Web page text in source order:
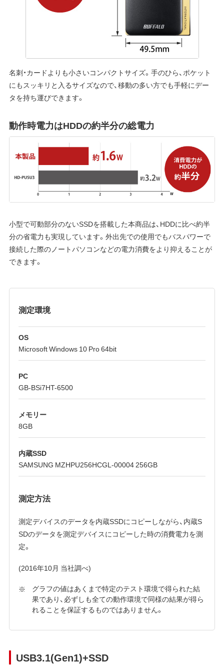
名刺・カードよりも小さいコンパクトサイズ。手のひら、ポケット
にもスッキリと入るサイズなので、移動の多い方でも手軽にデー
タを持ち運びできます。
動作時電力はHDDの約半分の総電力
小型で可動部分のないSSDを搭載した本商品は、HDDに比べ約半
分の省電力も実現しています。外出先での使用でもバスパワーで
接続した際のノートパソコンなどの電力消費をより抑えることが
できます。
測定環境
OS
Microsoft Windows 10 Pro 64bit
PC
GB-BSi7HT-6500
メモリー
8GB
内蔵SSD
SAMSUNG MZHPU256HCGL-00004 256GB
測定方法
測定デバイスのデータを内蔵SSDにコピーしながら、内蔵S
SDのデータを測定デバイスにコピーした時の消費電力を測
定。
(2016年10月 当社調べ)
グラフの値はあくまで特定のテスト環境で得られた結
果であり、必ずしも全ての動作環境で同様の結果が得ら
れることを保証するものではありません。
USB3.1(Gen1)+SSD